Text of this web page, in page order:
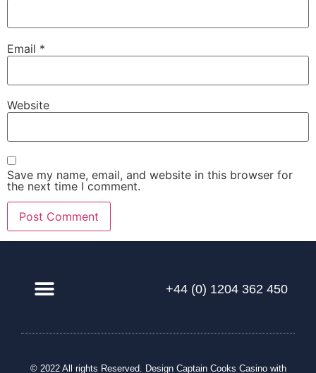
Email *
Website
Save my name, email, and website in this browser for
the next time I comment.
+44 (0) 1204 362 450
© 2022 All rights Reserved. Design Captain Cooks Casinowith